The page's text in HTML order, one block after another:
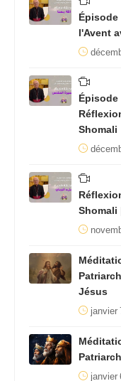
l'Avent
Shomali
Jésus
janvier
janvier